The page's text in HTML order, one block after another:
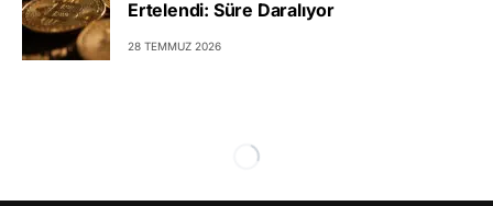
Ertelendi: Süre Daralıyor
28 TEMMUZ 2026